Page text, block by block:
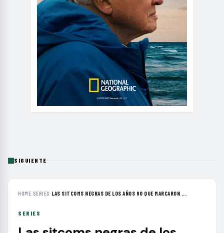
SIGUIENTE
HOME› SERIES ›LAS SITCOMS NEGRAS DE LOS AÑOS 90 QUE MARCARON ...
SERIES